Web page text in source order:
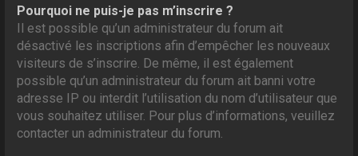
Pourquoi ne puis-je pas m’inscrire ?
Il est possible qu’un administrateur du forum ait
désactivé les inscriptions afin d’empêcher les nouveaux
visiteurs de s’inscrire. De même, il est également
possible qu’un administrateur du forum ait banni votre
adresse IP ou interdit l’utilisation du nom d’utilisateur que
vous souhaitez utiliser. Pour plus d’informations, veuillez
contacter un administrateur du forum.